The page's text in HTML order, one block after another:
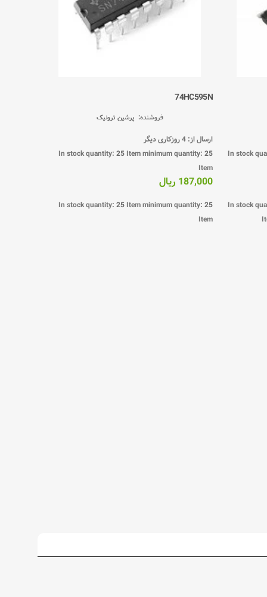
In stock
In stock
74HC595N
فروشنده: پرشین ترونیک
ارسال از: 4 روزکاری دیگر
In stock quantity: 25 Itemminimum quantity: 25
Item
187,000 ریال
In stock quantity: 25 Itemminimum quantity: 25
Item